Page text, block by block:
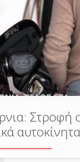
Στροφή
αυτοκίνητα